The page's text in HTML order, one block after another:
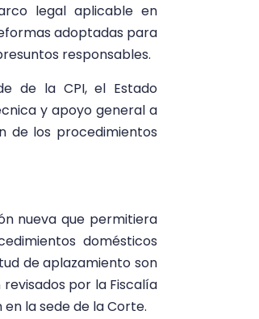
legal aplicable en
adoptadas para
responsables.
de la CPI, el Estado
y apoyo general a
de los procedimientos
nueva que permitiera
domésticos
de aplazamiento son
por la Fiscalía
la sede de la Corte.